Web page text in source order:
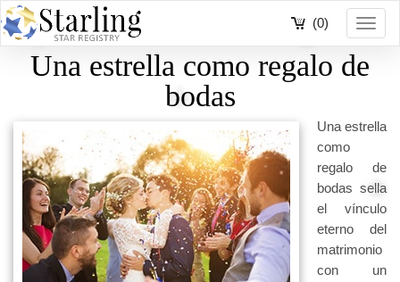
(0)
Una estrella como regalo de
bodas
Una estrella
como
regalo de
bodas sella
el vínculo
eterno del
matrimonio
con un